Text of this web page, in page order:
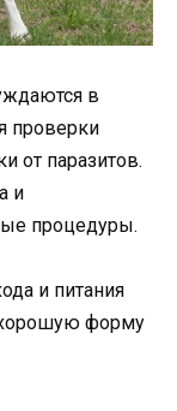
в
проверки
от паразитов.
и
процедуры.
и питания
форму